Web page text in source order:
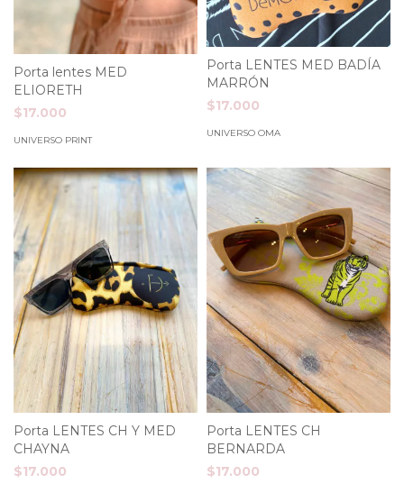
Porta lentes MED
ELIORETH
$17.000
UNIVERSO PRINT
Porta LENTES MED BADÍA
MARRÓN
$17.000
UNIVERSO OMA
Porta LENTES CH Y MED
CHAYNA
$17.000
Porta LENTES CH
BERNARDA
$17.000